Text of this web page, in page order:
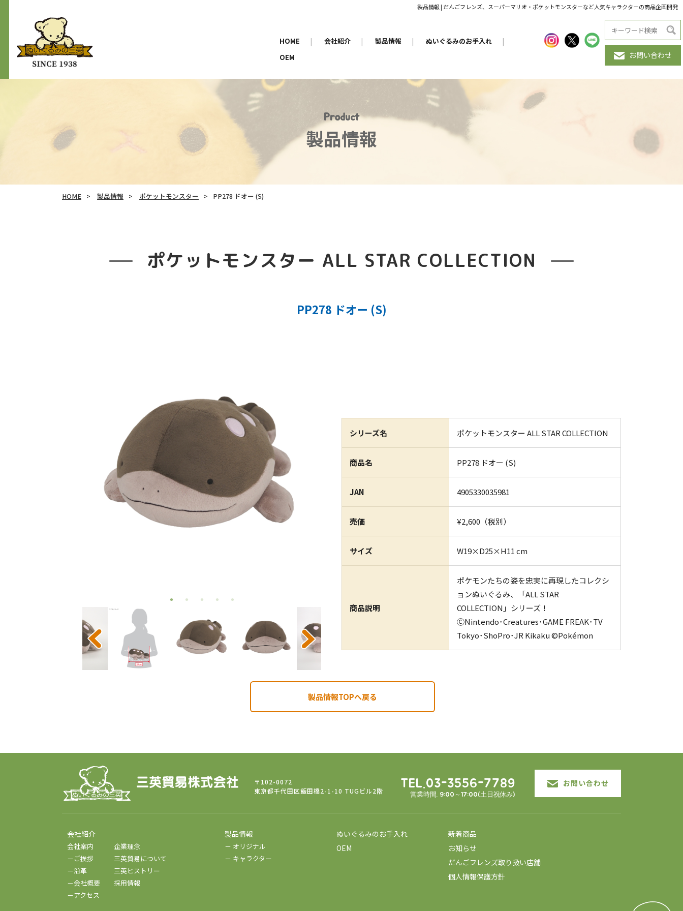
製品情報 | だんごフレンズ、スーパーマリオ・ポケットモンスターなど人気キャラクターの商品企画開発
HOME | 会社紹介 | 製品情報 | ぬいぐるみのお手入れ |
OEM お問い合わせ
Product
製品情報
HOME 製品情報 ポケットモンスター PP278 ドオー (S)
ポケットモンスター ALL STAR COLLECTION
PP278 ドオー (S)
シリーズ名 ポケットモンスター ALL STAR COLLECTION
商品名 PP278 ドオー (S)
JAN 4905330035981
売価 ¥2,600（税別）
サイズ W19×D25×H11 cm
商品説明
ポケモンたちの姿を忠実に再現したコレクシ
ョンぬいぐるみ、「ALL STAR
COLLECTION」シリーズ！
ⒸNintendo･Creatures･GAME FREAK･TV
Tokyo･ShoPro･JR Kikaku ©Pokémon
製品情報TOPへ戻る
〒102-0072
東京都千代田区飯田橋2-1-10 TUGビル2階
TEL.03-3556-7789
営業時間. 9:00～17:00(土日祝休み)
お問い合わせ
会社紹介
会社案内
－ご挨拶
－沿革
－会社概要
－アクセス
企業理念
三英貿易について
三英ヒストリー
採用情報
製品情報
－ オリジナル
－ キャラクター
ぬいぐるみのお手入れ
OEM
新着商品
お知らせ
だんごフレンズ取り扱い店舗
個人情報保護方針